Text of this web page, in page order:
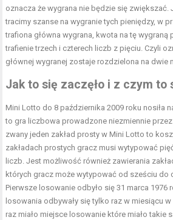
oznacza że wygrana nie będzie się zwiększać.
tracimy szanse na wygranie tych pieniędzy, w
trafiona główna wygrana, kwota na tę wygraną
trafienie trzech i czterech liczb z pięciu. Czyli
głównej wygranej zostaje rozdzielona na dwie
Jak to się zaczęło i z czym to
Mini Lotto do 8 października 2009 roku nosiła
to gra liczbowa prowadzone niezmiennie
zwany jeden zakład prosty w Mini Lotto to
zakładach prostych gracz musi wytypować
liczb. Jest możliwość również zawierania
których gracz może wytypować od sześciu do
Pierwsze losowanie odbyło się 31 marca 1976
losowania odbywały się tylko raz w miesiącu
raz miało miejsce losowanie które miało takie